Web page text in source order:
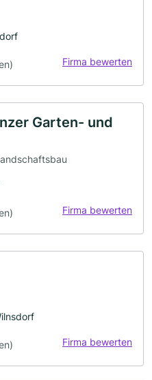
Firma bewerten
Garten- und
Firma bewerten
Firma bewerten